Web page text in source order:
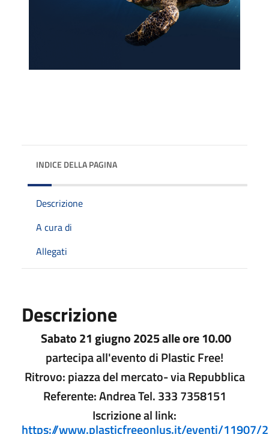
INDICE DELLA PAGINA
Descrizione
A cura di
Allegati
Descrizione
Sabato 21 giugno 2025 alle ore 10.00
partecipa all'evento di Plastic Free!
Ritrovo: piazza del mercato- via Repubblica
Referente: Andrea Tel. 333 7358151
Iscrizione al link:
https://www.plasticfreeonlus.it/eventi/11907/